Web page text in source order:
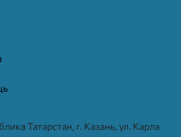
Татарстан, г. Казань, ул. Карла